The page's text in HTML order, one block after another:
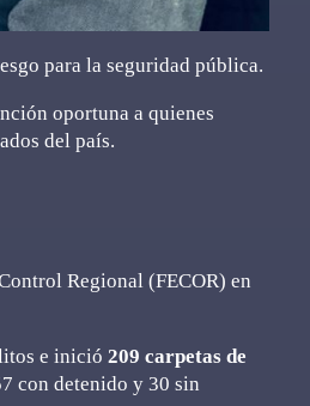
para la seguridad pública.
oportuna a quienes
del país.
Regional (FECOR) en
e inició 209 carpetas de
con detenido y 30 sin